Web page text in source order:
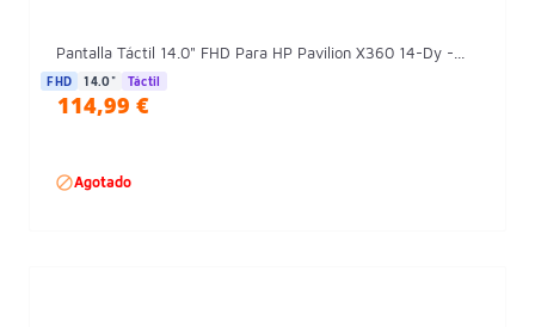
Pantalla Táctil 14.0" FHD Para HP Pavilion X360 14-Dy -...
FHD 14.0" Táctil
114,99 €
Agotado